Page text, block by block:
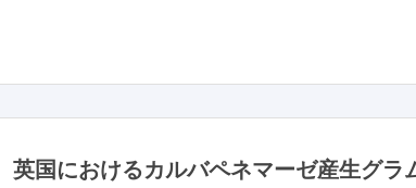
英国におけるカルバペネマーゼ産生グ